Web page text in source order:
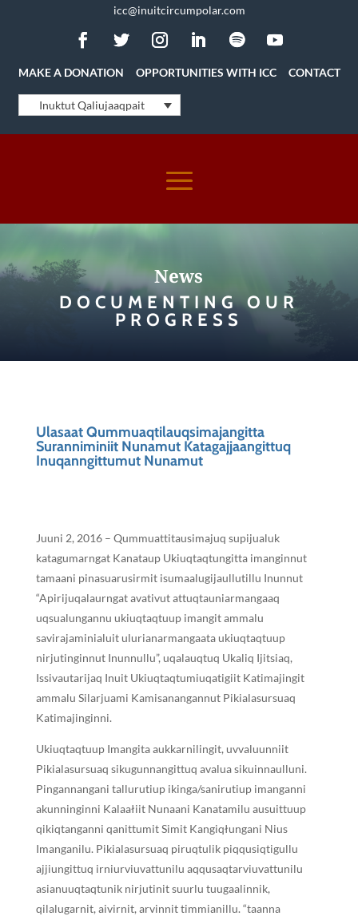
icc@inuitcircumpolar.com
MAKE A DONATION OPPORTUNITIES WITH ICC CONTACT
Inuktut Qaliujaaqpait
News
DOCUMENTING OUR
PROGRESS
Ulasaat Qummuaqtilauqsimajangitta
Suranniminiit Nunamut Katagajjaangittuq
Inuqanngittumut Nunamut
Juuni 2, 2016 – Qummuattitausimajuq supijualuk
katagumarngat Kanataup Ukiuqtaqtungitta imanginnut
tamaani pinasuarusirmit isumaalugijaullutillu Inunnut
“Apirijuqalaurngat avativut attuqtauniarmangaaq
uqsualungannu ukiuqtaqtuup imangit ammalu
savirajaminialuit ulurianarmangaata ukiuqtaqtuup
nirjutinginnut Inunnullu”, uqalauqtuq Ukaliq Ijitsiaq,
Issivautarijaq Inuit Ukiuqtaqtumiuqatigiit Katimajingit
ammalu Silarjuami Kamisanangannut Pikialasursuaq
Katimajinginni.
Ukiuqtaqtuup Imangita aukkarnilingit, uvvaluunniit
Pikialasursuaq sikugunnangittuq avalua sikuinnaulluni.
Pingannangani tallurutiup ikinga/sanirutiup imanganni
akunninginni Kalaałiit Nunaani Kanatamilu ausuittuup
qikiqtanganni qanittumit Simit Kangiqłungani Nius
Imanganilu. Pikialasursuaq piruqtulik piqqusiqtigullu
ajjiungittuq irniurviuvattunilu aqqusaqtarviuvattunilu
asianuuqtaqtunik nirjutinit suurlu tuugaalinnik,
qilalugarnit, aivirnit, arvinnit timmianillu. “taanna